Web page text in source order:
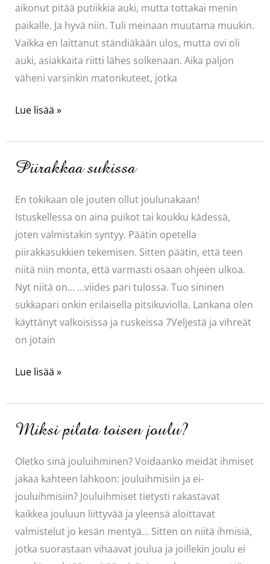
aikonut pitää putiikkia auki, mutta tottakai menin
paikalle. Ja hyvä niin. Tuli meinaan muutama muukin.
Vaikka en laittanut ständiäkään ulos, mutta ovi oli
auki, asiakkaita riitti lähes solkenaan. Aika paljon
väheni varsinkin matonkuteet, jotka
Haikeutta
–
tai
ei?
Lue lisää »
Piirakkaa sukissa
En tokikaan ole jouten ollut joulunakaan!
Istuskellessa on aina puikot tai koukku kädessä,
joten valmistakin syntyy. Päätin opetella
piirakkasukkien tekemisen. Sitten päätin, että teen
niitä niin monta, että varmasti osaan ohjeen ulkoa.
Nyt niitä on… …viides pari tulossa. Tuo sininen
sukkapari onkin erilaisella pitsikuviolla. Lankana olen
käyttänyt valkoisissa ja ruskeissa 7Veljestä ja vihreät
on jotain
Piirakkaa
Lue lisää »
Miksi pilata toisen joulu?
Oletko sinä jouluihminen? Voidaanko meidät ihmiset
jakaa kahteen lahkoon: jouluihmisiin ja ei-
jouluihmisiin? Jouluihmiset tietysti rakastavat
kaikkea jouluun liittyvää ja yleensä aloittavat
valmistelut jo kesän mentyä… Sitten on niitä ihmisiä,
jotka suorastaan vihaavat joulua ja joillekin joulu ei